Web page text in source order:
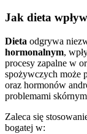
Jak dieta
Dieta odgrywa
hormonalnym,
procesy zapalne w
spożywczych może
oraz hormonów
problemami
Zaleca się
bogatej w: